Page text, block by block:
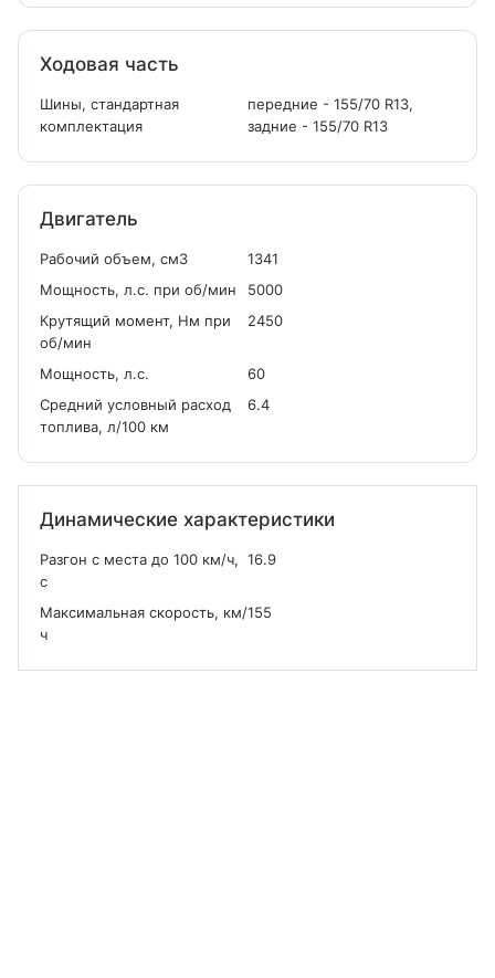
Ходовая часть
Шины, стандартная
комплектация
передние - 155/70 R13,
задние - 155/70 R13
Двигатель
Рабочий объем, см3
1341
Мощность, л.с. при об/мин
5000
Крутящий момент, Нм при
об/мин
2450
Мощность, л.с.
60
Средний условный расход
топлива, л/100 км
6.4
Динамические характеристики
Разгон с места до 100 км/ч,
с
16.9
Максимальная скорость, км/
ч
155